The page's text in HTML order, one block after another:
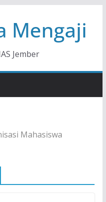
Mengaji
Jember
Mahasiswa